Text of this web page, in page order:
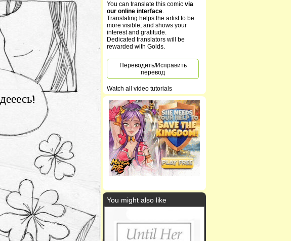
You can translate this comic via
our online interface.
Translating helps the artist to be
more visible, and shows your
interest and gratitude.
Dedicated translators will be
rewarded with Golds.
Переводить/Исправить
перевод
Watch all video tutorials
You might also like